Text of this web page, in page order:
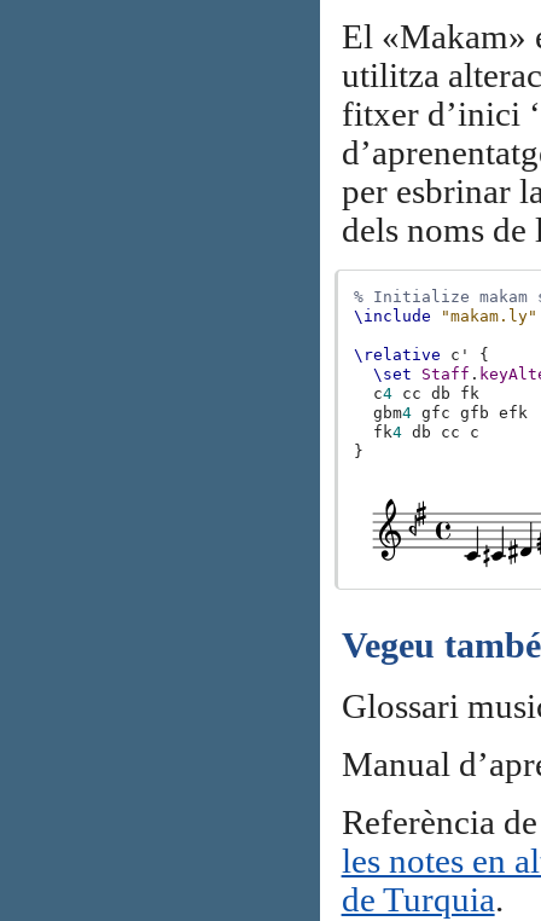
El «Makam»
utilitza
fitxer d’inici ‘
per esbrinar
dels noms de
% Initialize makam
\include
"makam.ly"
\relative c'
{
\set
Staff .
c4 cc db
fk
gbm4 gfc gfb
efk
fk4 db cc
c
}
Vegeu també
Glossari
Manual
Referència
les notes en
de Turquia.